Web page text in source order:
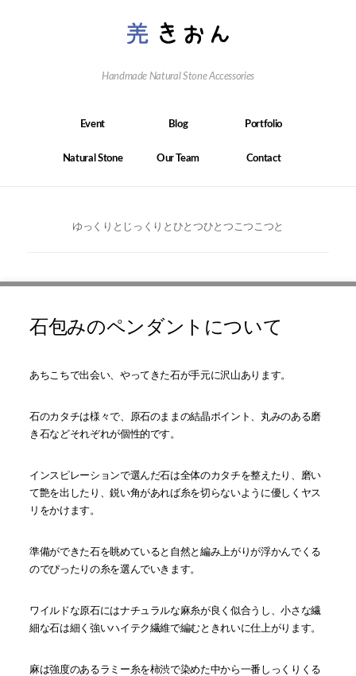
Handmade Natural Stone Accessories
Event Blog Portfolio
Natural Stone Our Team Contact
ゆっくりとじっくりとひとつひとつこつこつと
石包みのペンダントについて
あちこちで出会い、やってきた石が手元に沢山あります。
石のカタチは様々で、原石のままの結晶ポイント、丸みのある磨
き石などそれぞれが個性的です。
インスピレーションで選んだ石は全体のカタチを整えたり、磨い
て艶を出したり、鋭い角があれば糸を切らないように優しくヤス
リをかけます。
準備ができた石を眺めていると自然と編み上がりが浮かんでくる
のでぴったりの糸を選んでいきます。
ワイルドな原石にはナチュラルな麻糸が良く似合うし、小さな繊
細な石は細く強いハイテク繊維で編むときれいに仕上がります。
麻は強度のあるラミー糸を柿渋で染めた中から一番しっくりくる